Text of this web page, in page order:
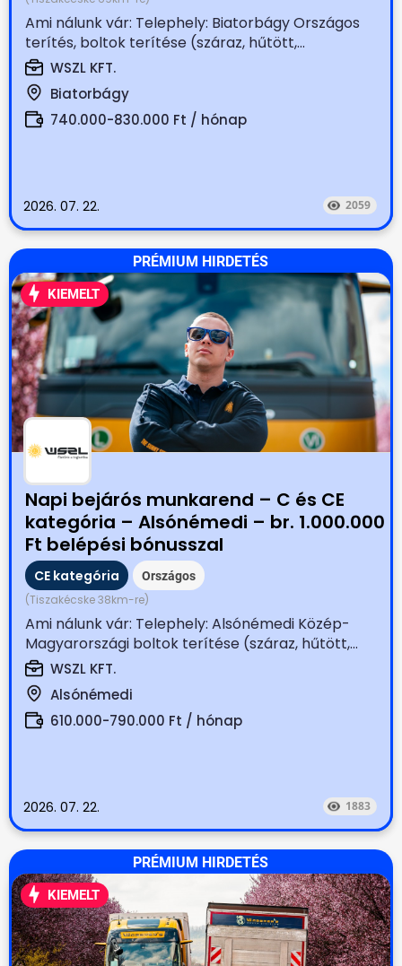
Ami nálunk vár: Telephely: Biatorbágy Országos
terítés, boltok terítése (száraz, hűtött,...
WSZL KFT.
Biatorbágy
740.000-830.000 Ft / hónap
2026. 07. 22. 2059
PRÉMIUM HIRDETÉS
KIEMELT
Napi bejárós munkarend – C és CE
kategória – Alsónémedi – br. 1.000.000
Ft belépési bónusszal
CE kategória Országos
(Tiszakécske 38km-re)
Ami nálunk vár: Telephely: Alsónémedi Közép-
Magyarországi boltok terítése (száraz, hűtött,...
WSZL KFT.
Alsónémedi
610.000-790.000 Ft / hónap
2026. 07. 22. 1883
PRÉMIUM HIRDETÉS
KIEMELT